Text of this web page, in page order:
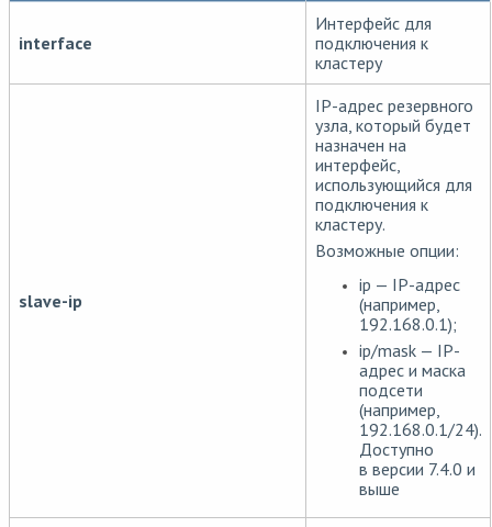
interface
Интерфейс для
подключения к
кластеру
slave-ip
IP-адрес резервного
узла, который будет
назначен на
интерфейс,
использующийся для
подключения к
кластеру.
Возможные опции:
ip — IP-адрес
(например,
192.168.0.1);
ip/mask — IP-
адрес и маска
подсети
(например,
192.168.0.1/24).
Доступно
в версии 7.4.0 и
выше